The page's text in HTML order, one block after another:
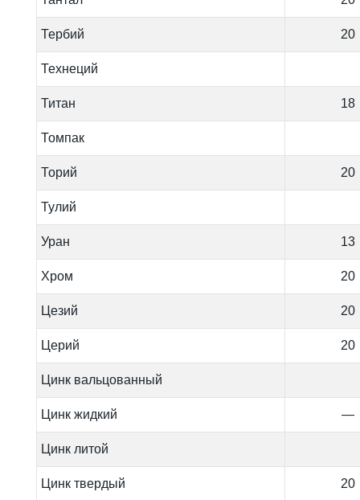
Тербий 20
Технеций
Титан 18
Томпак
Торий 20
Тулий
Уран 13
Хром 20
Цезий 20
Церий 20
Цинк вальцованный
Цинк жидкий —
Цинк литой
Цинк твердый 20